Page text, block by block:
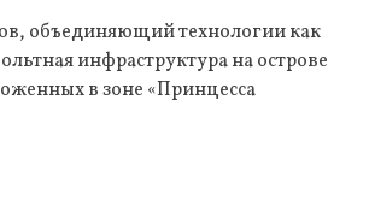
объединяющий технологии как
инфраструктура на острове
в зоне «Принцесса